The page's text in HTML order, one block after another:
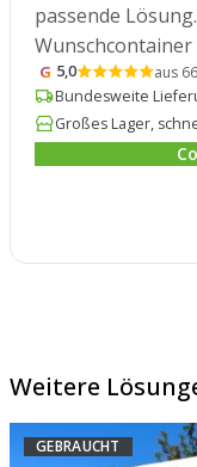
passende
G 5,0
aus
Bundesweite
Großes Lager,
Weitere
GEBRAUCHT